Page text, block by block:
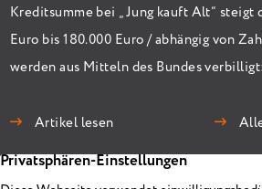
Kreditsumme bei „Jung kauft Alt“ steigt
Euro bis 180.000 Euro / abhängig von
werden aus Mitteln des Bundes
Zinsbindung Antragstellende
energetischer Sanierung binnen 54
Artikel lesen